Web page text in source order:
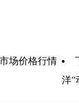
场价格行情
洋“